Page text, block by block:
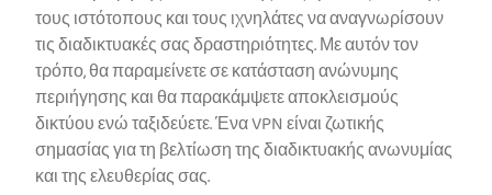
τους ιστότοπους και τους ιχνηλάτες να αναγνωρίσουν
τις διαδικτυακές σας δραστηριότητες. Με αυτόν τον
τρόπο, θα παραμείνετε σε κατάσταση ανώνυμης
περιήγησης και θα παρακάμψετε αποκλεισμούς
δικτύου ενώ ταξιδεύετε. Ένα VPN είναι ζωτικής
σημασίας για τη βελτίωση της διαδικτυακής ανωνυμίας
και της ελευθερίας σας.